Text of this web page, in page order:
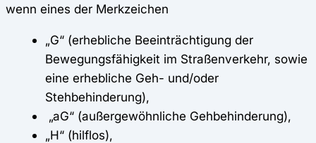
wenn eines der Merkzeichen
„G“ (erhebliche Beeinträchtigung der
Bewegungsfähigkeit im Straßenverkehr, sowie
eine erhebliche Geh- und/oder
Stehbehinderung),
„aG“ (außergewöhnliche Gehbehinderung),
„H“ (hilflos),